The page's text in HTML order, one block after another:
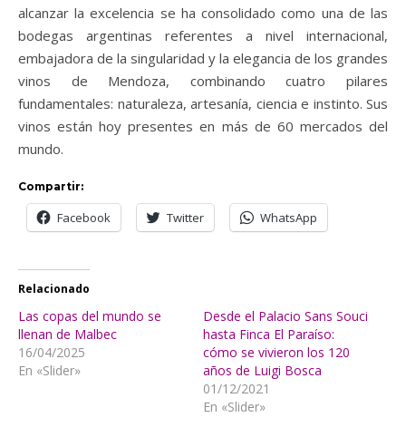
alcanzar la excelencia se ha consolidado como una de las
bodegas argentinas referentes a nivel internacional,
embajadora de la singularidad y la elegancia de los grandes
vinos de Mendoza, combinando cuatro pilares
fundamentales: naturaleza, artesanía, ciencia e instinto. Sus
vinos están hoy presentes en más de 60 mercados del
mundo.
Compartir:
Facebook Twitter WhatsApp
Relacionado
Las copas del mundo se
llenan de Malbec
16/04/2025
En «Slider»
Desde el Palacio Sans Souci
hasta Finca El Paraíso:
cómo se vivieron los 120
años de Luigi Bosca
01/12/2021
En «Slider»